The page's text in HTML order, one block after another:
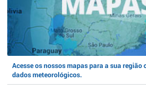
Acesse os nossos mapas para a sua região
dados meteorológicos.